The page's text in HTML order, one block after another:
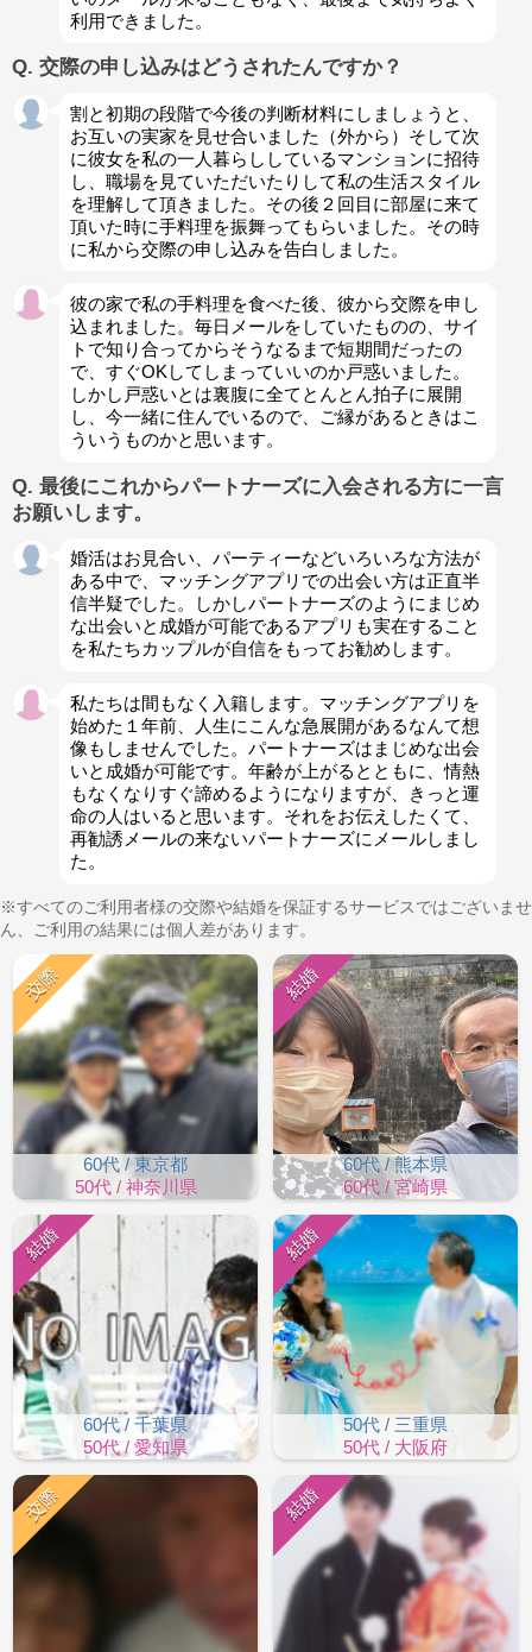
利用できました。
Q. 交際の申し込みはどうされたんですか？
割と初期の段階で今後の判断材料にしましょうと、
お互いの実家を見せ合いました（外から）そして次
に彼女を私の一人暮らししているマンションに招待
し、職場を見ていただいたりして私の生活スタイル
を理解して頂きました。その後２回目に部屋に来て
頂いた時に手料理を振舞ってもらいました。その時
に私から交際の申し込みを告白しました。
彼の家で私の手料理を食べた後、彼から交際を申し
込まれました。毎日メールをしていたものの、サイ
トで知り合ってからそうなるまで短期間だったの
で、すぐOKしてしまっていいのか戸惑いました。
しかし戸惑いとは裏腹に全てとんとん拍子に展開
し、今一緒に住んでいるので、ご縁があるときはこ
ういうものかと思います。
Q. 最後にこれからパートナーズに入会される方に一言
お願いします。
婚活はお見合い、パーティーなどいろいろな方法が
ある中で、マッチングアプリでの出会い方は正直半
信半疑でした。しかしパートナーズのようにまじめ
な出会いと成婚が可能であるアプリも実在すること
を私たちカップルが自信をもってお勧めします。
私たちは間もなく入籍します。マッチングアプリを
始めた１年前、人生にこんな急展開があるなんて想
像もしませんでした。パートナーズはまじめな出会
いと成婚が可能です。年齢が上がるとともに、情熱
もなくなりすぐ諦めるようになりますが、きっと運
命の人はいると思います。それをお伝えしたくて、
再勧誘メールの来ないパートナーズにメールしまし
た。
※すべてのご利用者様の交際や結婚を保証するサービスではございませ
ん、ご利用の結果には個人差があります。
60代 / 東京都
50代 / 神奈川県
交際
60代 / 熊本県
60代 / 宮崎県
結婚
60代 / 千葉県
50代 / 愛知県
結婚
50代 / 三重県
50代 / 大阪府
結婚
交際 結婚